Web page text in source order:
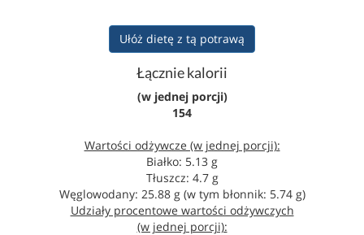
Ułóż dietę z tą potrawą
Łącznie kalorii
(w jednej porcji)
154
Wartości odżywcze (w jednej porcji):
Białko: 5.13 g
Tłuszcz: 4.7 g
Węglowodany: 25.88 g (w tym błonnik: 5.74 g)
Udziały procentowe wartości odżywczych
(w jednej porcji):